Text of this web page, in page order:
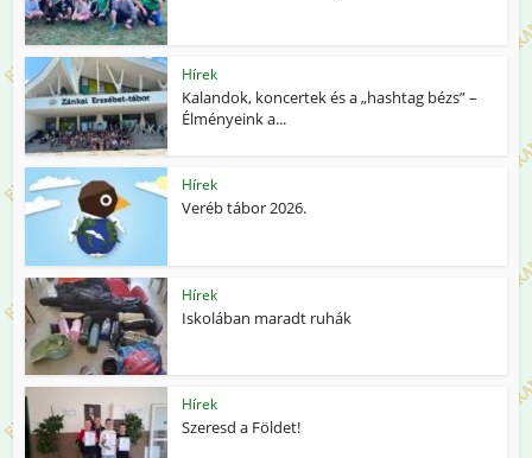
Hírek
Kalandok, koncertek és a „hashtag bézs” –
Élményeink a...
Hírek
Veréb tábor 2026.
Hírek
Iskolában maradt ruhák
Hírek
Szeresd a Földet!